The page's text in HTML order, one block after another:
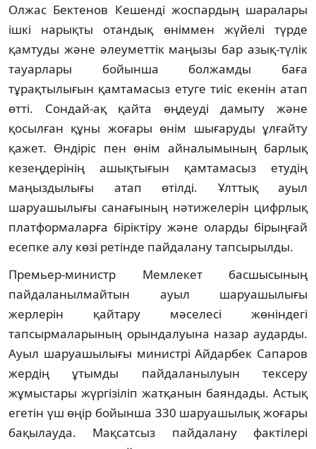
Олжас Бектенов Кешенді жоспардың шаралары
ішкі нарықты отандық өніммен жүйелі түрде
қамтуды және әлеуметтік маңызы бар азық-түлік
тауарлары бойынша болжамды баға
тұрақтылығын қамтамасыз етуге тиіс екенін атап
өтті. Сондай-ақ қайта өңдеуді дамыту және
қосылған құны жоғары өнім шығаруды ұлғайту
қажет. Өндіріс пен өнім айналымының барлық
кезеңдерінің ашықтығын қамтамасыз етудің
маңыздылығы атап өтілді. Ұлттық ауыл
шаруашылығы санағының нәтижелерін цифрлық
платформаларға біріктіру және оларды бірыңғай
есепке алу көзі ретінде пайдалану тапсырылды.
Премьер-министр Мемлекет басшысының
пайдаланылмайтын ауыл шаруашылығы
жерлерін қайтару мәселесі жөніндегі
тапсырмаларының орындалуына назар аударды.
Ауыл шаруашылығы министрі Айдарбек Сапаров
жердің ұтымды пайдаланылуын тексеру
жұмыстары жүргізіліп жатқанын баяндады. Астық
егетін үш өңір бойынша 330 шаруашылық жоғары
бақылауда. Мақсатсыз пайдалану фактілері